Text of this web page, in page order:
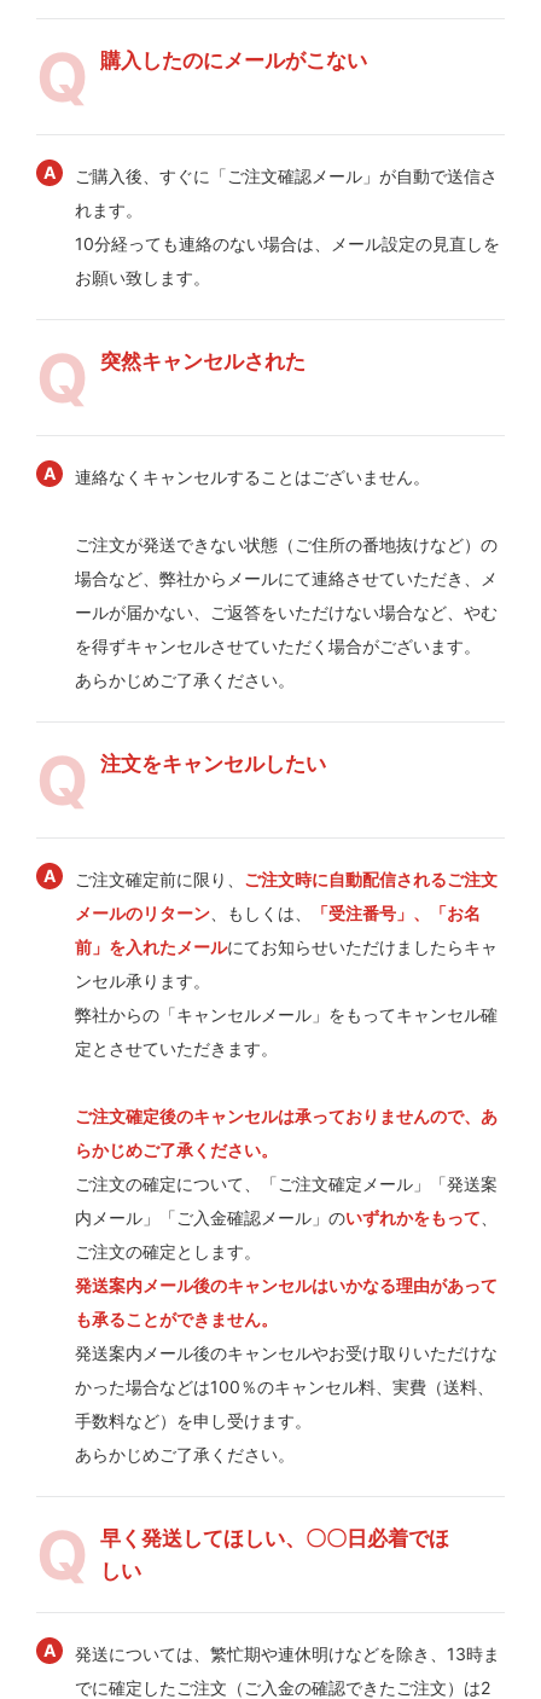
購入したのにメールがこない
ご購入後、すぐに「ご注文確認メール」が自動で送信さ
れます。
10分経っても連絡のない場合は、メール設定の見直しを
お願い致します。
突然キャンセルされた
連絡なくキャンセルすることはございません。
ご注文が発送できない状態（ご住所の番地抜けなど）の
場合など、弊社からメールにて連絡させていただき、メ
ールが届かない、ご返答をいただけない場合など、やむ
を得ずキャンセルさせていただく場合がございます。
あらかじめご了承ください。
注文をキャンセルしたい
ご注文確定前に限り、 ご注文時に自動配信されるご注文
メールのリターン 、もしくは、
「受注番号」、「お名
前」を入れたメールにてお知らせいただけましたらキャ
ンセル承ります。
弊社からの「キャンセルメール」をもってキャンセル確
定とさせていただきます。
ご注文確定後のキャンセルは承っておりませんので、あ
らかじめご了承ください。
ご注文の確定について、「ご注文確定メール」「発送案
内メール」「ご入金確認メール」のいずれかをもって
ご注文の確定とします。
発送案内メール後のキャンセルはいかなる理由があって
も承ることができません。
発送案内メール後のキャンセルやお受け取りいただけな
かった場合などは100％のキャンセル料、実費（送料、
手数料など）を申し受けます。
あらかじめご了承ください。
早く発送してほしい、〇〇日必着でほ
しい
発送については、繁忙期や連休明けなどを除き、13時ま
でに確定したご注文（ご入金の確認できたご注文）は2